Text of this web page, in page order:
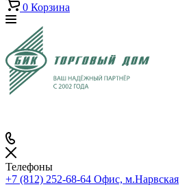
0 Корзина
Телефоны
+7 (812) 252-68-64 Офис, м.Нарвская